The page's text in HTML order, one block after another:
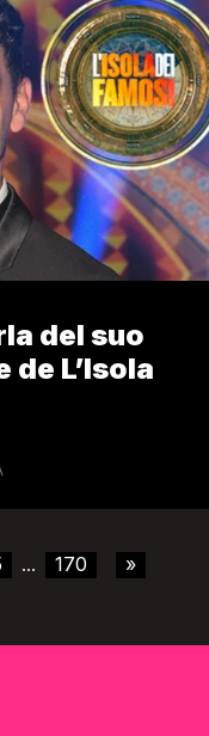
del suo
L’Isola
... 170 »